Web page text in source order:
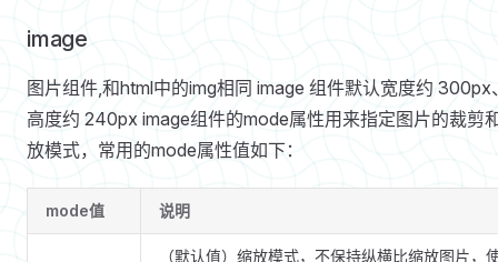
image
图片组件,和html中的img相同 image 组件默认宽度约 300px
高度约 240px image组件的mode属性用来指定图片的裁剪
放模式，常用的mode属性值如下：
mode值 说明
（默认值）缩放模式，不保持纵横比缩放图片，